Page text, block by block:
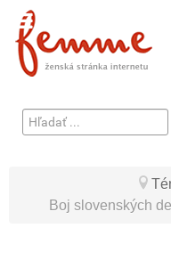
Hľadať
...
Boj slovenských